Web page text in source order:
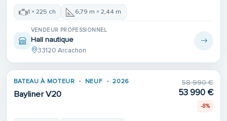
1 × 225 ch 6,79 m × 2,44 m
VENDEUR PROFESSIONNEL
Hall nautique
33120 Arcachon
BATEAU À MOTEUR NEUF 2026
Bayliner V20
58 990 €
53 990 €
-8%